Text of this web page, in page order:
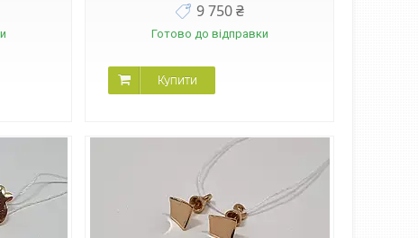
9 750 ₴
Готово до відправки
Купити